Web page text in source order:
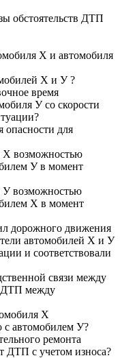
обстоятельств ДТП
Х и автомобиля
Х и У ?
время
У со скорости
опасности для
Х возможностью
У в момент
У возможностью
Х в момент
дорожного движения
автомобилей Х и У
и соответствовали
связи между
ДТП между
Х
с автомобилем У?
ремонта
ДТП с учетом износа?